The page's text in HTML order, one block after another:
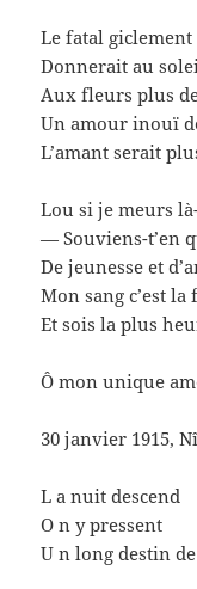
Le fatal
Donnerait au
Aux fleurs plus
Un amour inouï
L’amant serait
Lou si je meurs
— Souviens-t’en
De jeunesse et
Mon sang c’est
Et sois la plus
Ô mon unique
30 janvier 1915,
L a nuit descend
O n y pressent
U n long destin